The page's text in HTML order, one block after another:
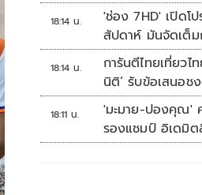
18:14 น.
'ช่อง 7HD' เปิดโ
สัปดาห์ มันจัดเต็
นี 165-มวยไทย 7
18:14 น.
การันตีไทยเที่ยวไ
นิติ’ รับข้อเสนอ
18:11 น.
'มะมาย-ปองคุณ'
รองแชมป์ อิเดมิ
ทาเลนต์ คัพ สนา